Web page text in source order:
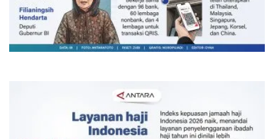
Transaksi QRIS semester I-2026
melesat capai Rp600 triliun
11 jam lalu